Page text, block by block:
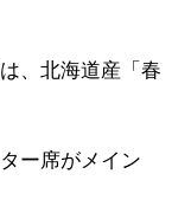
、北海道産「春
ー席がメイン